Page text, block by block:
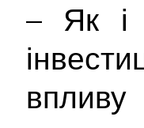
– Як і